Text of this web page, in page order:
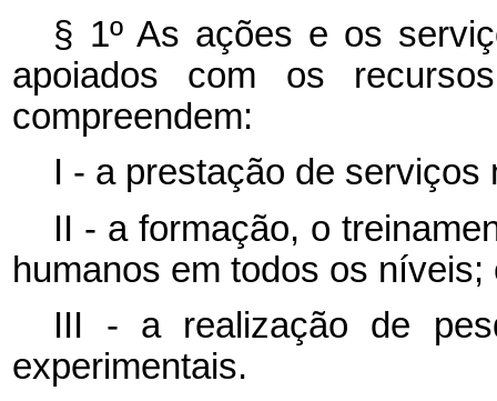
§ 1º As ações e os
apoiados com os
compreendem:
I - a prestação de
II - a formação, o
humanos em todos os níveis;
III - a realização de
experimentais.